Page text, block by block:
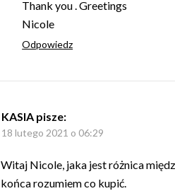
Thank you . Greetings
Nicole
Odpowiedz
KASIA pisze:
18 lutego 2021 o 06:29
Witaj Nicole, jaka jest różnica
końca rozumiem co kupić.